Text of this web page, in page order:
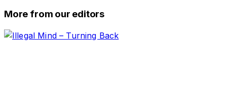
More from our editors